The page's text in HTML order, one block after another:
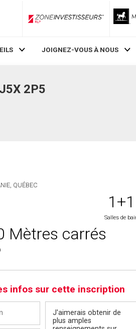
ZoneInvestisseurs RLP
JOIGNEZ-VOUS À NOUS
2P5
QUÉBEC
1+1
Salles de
Mètres carrés
infos sur cette inscription